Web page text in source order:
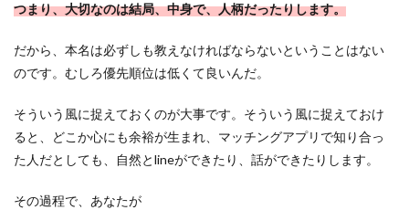
つまり、大切なのは結局、中身で、人柄だったりします。
だから、本名は必ずしも教えなければならないということはない
のです。むしろ優先順位は低くて良いんだ。
そういう風に捉えておくのが大事です。そういう風に捉えておけ
ると、どこか心にも余裕が生まれ、マッチングアプリで知り合っ
た人だとしても、自然とlineができたり、話ができたりします。
その過程で、あなたが